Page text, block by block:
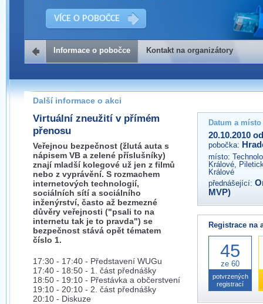
VÍCE O POBOČCE
Kontakt na organizátory
Pokud máte jakýkoliv dotaz na organizátory této akce,
prosím neváhejte nás kontaktovat na e-mailu:
hradec@wug.cz
Informace o pobočce Kontakt na organizátory
Další informace o akci
Virtuální zneužití v přímém
přenosu
Veřejnou bezpečnost (žlutá auta s
nápisem VB a zelené příslušníky)
znají mladší kolegové už jen z filmů
nebo z vyprávění. S rozmachem
internetových technologií,
sociálních sítí a sociálního
inženýrství, často až bezmezné
důvěry veřejnosti ("psali to na
internetu tak je to pravda") se
bezpečnost stává opět tématem
číslo 1.
17:30 - 17:40 - Představení WUGu
17:40 - 18:50 - 1. část přednášky
18:50 - 19:10 - Přestávka a občerstvení
19:10 - 20:10 - 2. část přednášky
20:10 - Diskuze
Datum a
20.10.2010
pobočka:
místo:
Králové,
Králové
přednášející:
MVP)
Registrace na
45
ze 60
potvrzených
registrací